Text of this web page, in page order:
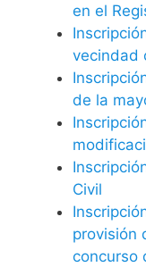
en el
vecindad
de la
Civil
provisión
concurso